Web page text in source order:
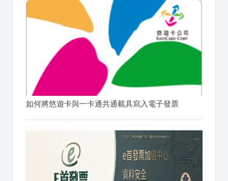
如何將悠遊卡與一卡通共通載具寫入電子發票